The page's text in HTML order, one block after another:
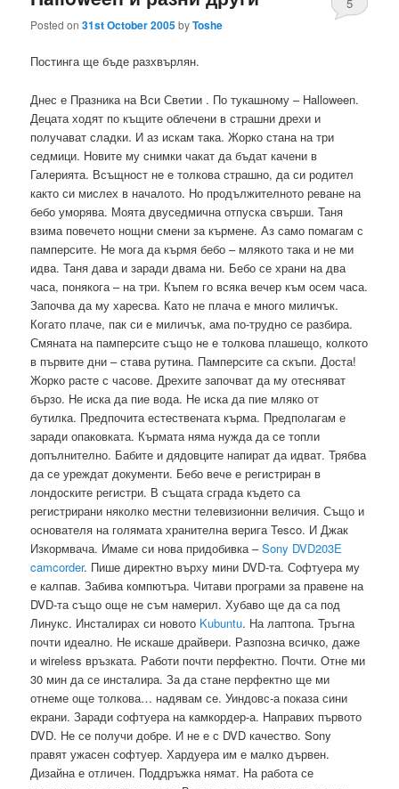
Posted on31st October 2005byToshe
5
Постинга ще бъде разхвърлян.
Днес е Празника на Вси Светии . По тукашному – Halloween.
Децата ходят по къщите облечени в страшни дрехи и
получават сладки. И аз искам така. Жорко стана на три
седмици. Новите му снимки чакат да бъдат качени в
Галерията. Всъщност не е толкова страшно, да си родител
както си мислех в началото. Но продължителното реване на
бебо уморява. Моята двуседмична отпуска свърши. Таня
взима повечето нощни смени за кърмене. Аз само помагам с
памперсите. Не мога да кърмя бебо – млякото така и не ми
идва. Таня дава и заради двама ни. Бебо се храни на два
часа, понякога – на три. Къпем го всяка вечер към осем часа.
Започва да му харесва. Като не плача е много миличък.
Когато плаче, пак си е миличък, ама по-трудно се разбира.
Смяната на памперсите също не е толкова плашещо, колкото
в първите дни – става рутина. Памперсите са скъпи. Доста!
Жорко расте с часове. Дрехите започват да му отесняват
бързо. Не иска да пие вода. Не иска да пие мляко от
бутилка. Предпочита естествената кърма. Предполагам е
заради опаковката. Кърмата няма нужда да се топли
допълнително. Бабите и дядовците напират да идват. Трябва
да се уреждат документи. Бебо вече е регистриран в
лондоските регистри. В същата сграда където са
регистрирани няколко местни телевизионни величия. Също и
основателя на голямата хранителна верига Tesco. И Джак
Изкормвача. Имаме си нова придобивка –Sony DVD203E
camcorder. Пише директно върху мини DVD-та. Софтуера му
е калпав. Забива компютъра. Читави програми за правене на
DVD-та също още не съм намерил. Хубаво ще да са под
Линукс. Инсталирах си новото Kubuntu. На лаптопа. Тръгна
почти идеално. Не искаше драйвери. Разпозна всичко, даже
и wireless връзката. Работи почти перфектно. Почти. Отне ми
30 мин да се инсталира. За да стане перфектно ще ми
отнеме още толкова… надявам се. Уиндовс-а показа сини
екрани. Заради софтуера на камкордер-а. Направих първото
DVD. Не се получи добре. И не е с DVD качество. Sony
правят ужасен софтуер. Хардуера им е малко дървен.
Дизайна е отличен. Поддръжка нямат. На работа се